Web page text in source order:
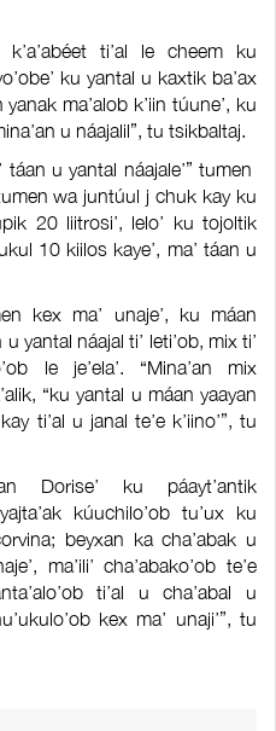
k’a’abéet ti’al le cheem ku
ku yantal u kaxtik ba’ax
ma’alob k’iin túune’, ku
u náajalil”, tu tsikbaltaj.
táan u yantal náajale’” tumen
wa juntúul j chuk kay ku
20 liitrosi’, lelo’ ku tojoltik
10 kiilos kaye’, ma’ táan u
kex ma’ unaje’, ku máan
yantal náajal ti’ leti’ob, mix ti’
le je’ela’. “Mina’an mix
“ku yantal u máan yaayan
ti’al u janal te’e k’iino’”, tu
Dorise’ ku páayt’antik
kúuchilo’ob tu’ux ku
beyxan ka cha’abak u
ma’ili’ cha’abako’ob te’e
ti’al u cha’abal u
kex ma’ unaji’”, tu